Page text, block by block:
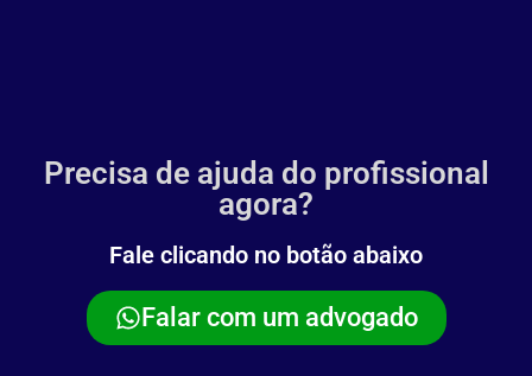
Precisa de ajuda do profissional
agora?
Fale clicando no botão abaixo
Falar com um advogado